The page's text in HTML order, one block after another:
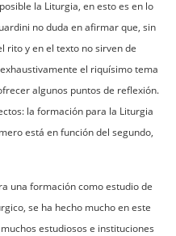
la Liturgia, en esto es en lo
no duda en afirmar que, sin
rito y en el texto no sirven de
el riquísimo tema
algunos puntos de reflexión.
la formación para la Liturgia
está en función del segundo,
una formación como estudio de
se ha hecho mucho en este
estudiosos e instituciones